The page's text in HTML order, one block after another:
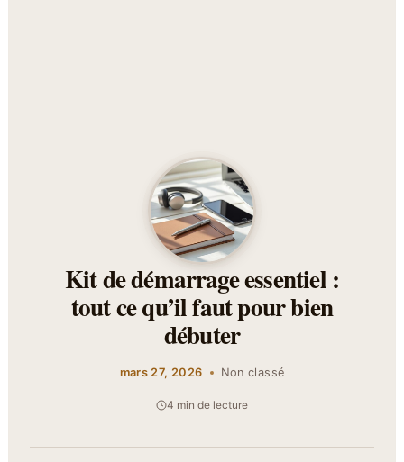
Kit de démarrage essentiel :
tout ce qu’il faut pour bien
débuter
mars 27, 2026 Non classé
4 min de lecture